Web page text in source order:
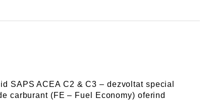
SAPS ACEA C2 & C3 – dezvoltat special
carburant (FE – Fuel Economy) oferind